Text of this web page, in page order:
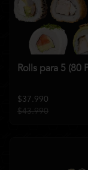
Rolls para 5 (80
$37.990
$43.990